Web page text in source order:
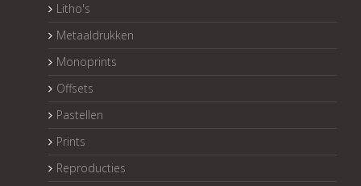
Litho's
Metaaldrukken
Monoprints
Offsets
Pastellen
Prints
Reproducties